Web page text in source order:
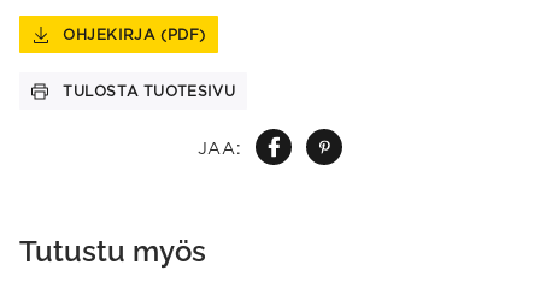
JAA:
OHJEKIRJA (PDF)
TULOSTA TUOTESIVU
Tutustu myös